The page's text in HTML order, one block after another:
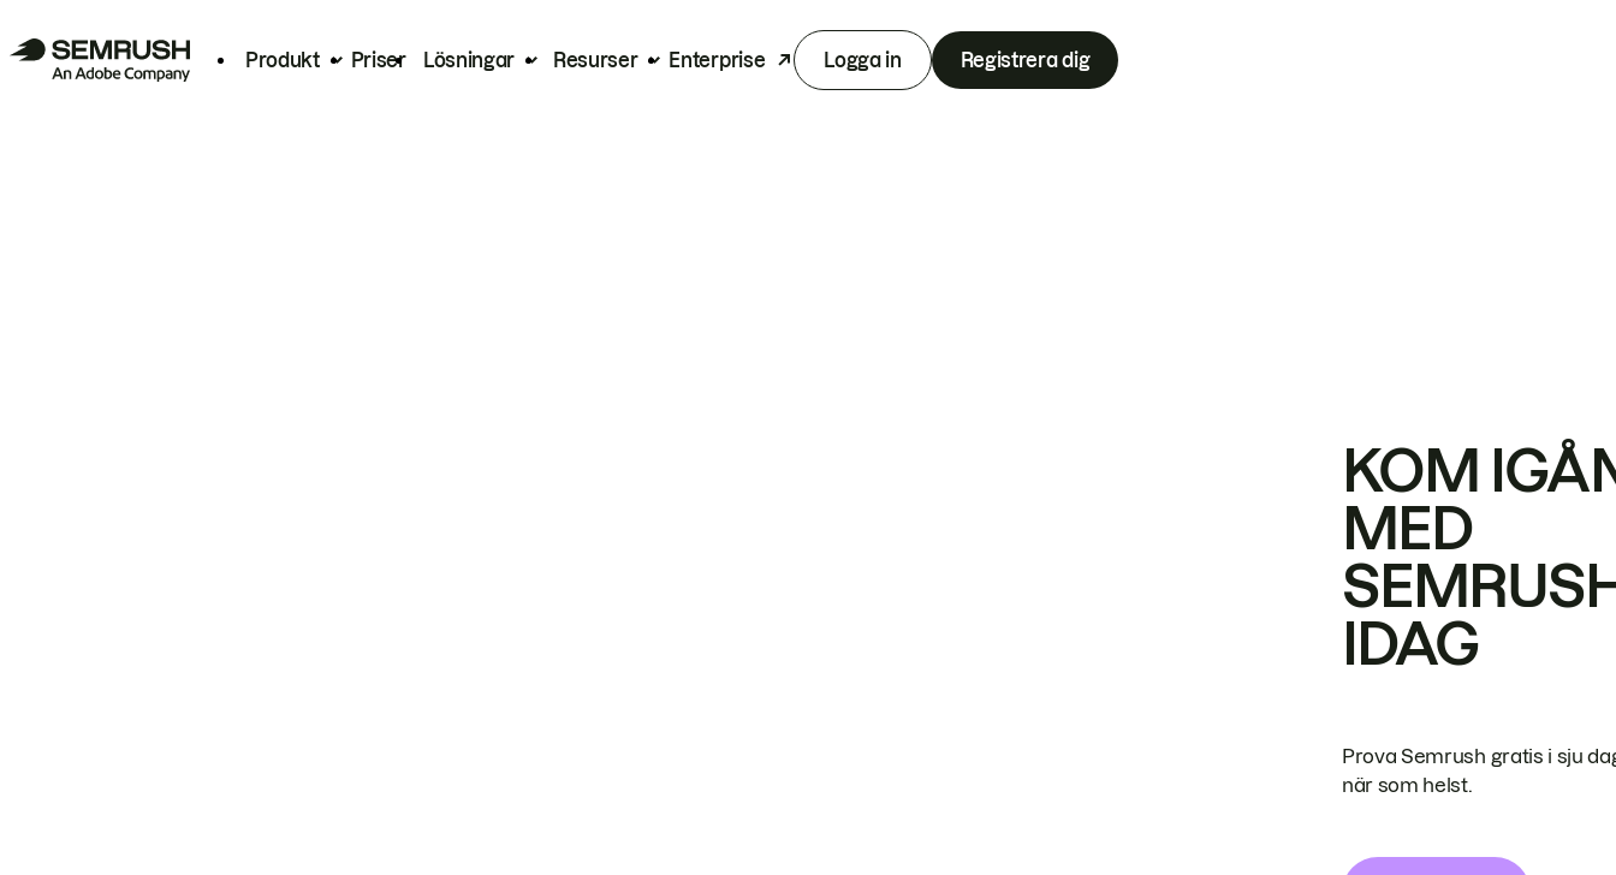
Produkt Priser Lösningar Resurser Enterprise Logga in Registrera dig
KOM
MED
IDAG
Prova Semrush gratis i sju
när som helst.